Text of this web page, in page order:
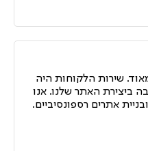
שירות הלקוחות היה
ביצירת האתר שלנו. אנו
אתרים רספונסיביים.